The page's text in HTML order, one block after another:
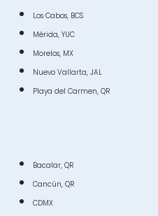
Los Cabos, BCS
Mérida, YUC
Morelos, MX
Nuevo Vallarta, JAL
Playa del Carmen, QR
Bacalar, QR
Cancún, QR
CDMX